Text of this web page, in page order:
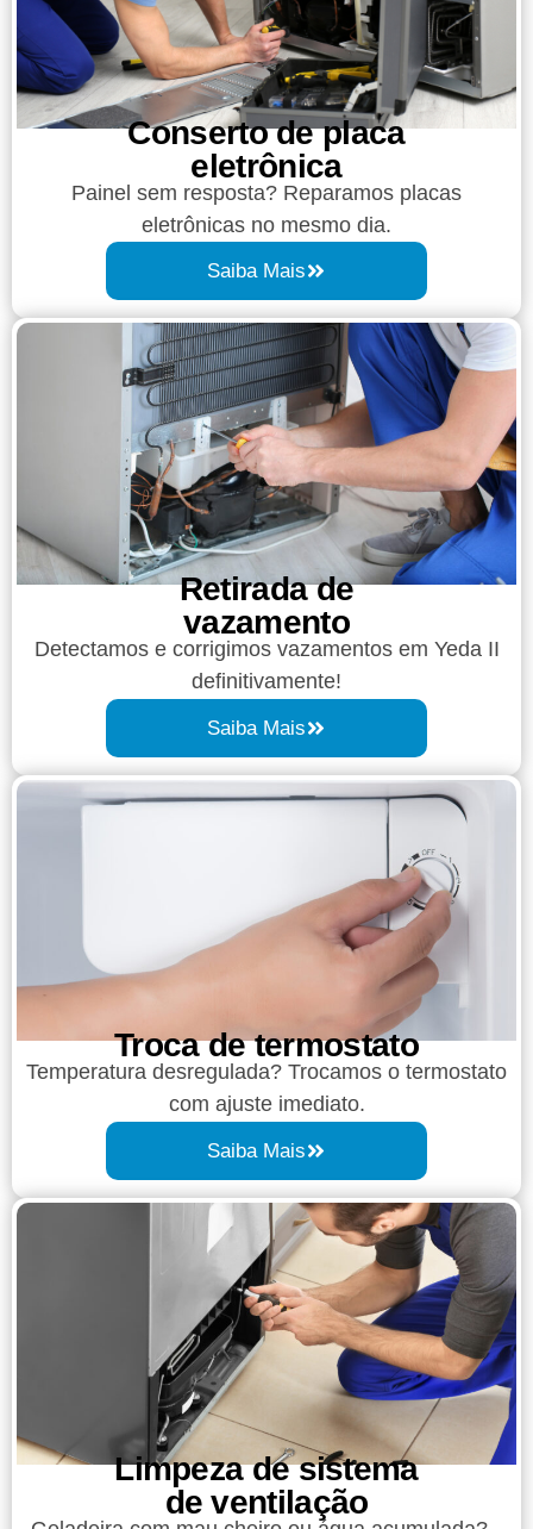
Conserto de placa
eletrônica
Painel sem resposta? Reparamos placas
eletrônicas no mesmo dia.
Saiba Mais
Retirada de
vazamento​​
Detectamos e corrigimos vazamentos em Yeda II
definitivamente!
Saiba Mais
Troca de termostato
Temperatura desregulada? Trocamos o termostato
com ajuste imediato.
Saiba Mais
Limpeza de sistema
de ventilação